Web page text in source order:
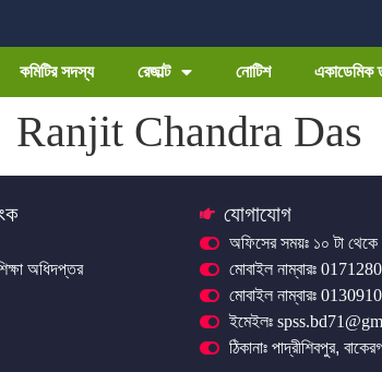
কমিটির সদস্য রেজাল্ট নোটিশ একাডেমিক
Ranjit Chandra Das
অধিদপ্তর
যোগাযোগ
অফিসের সময়ঃ ১০ টা থেকে
মোবাইল নাম্বারঃ
মোবাইল নাম্বারঃ
ইমেইলঃ
ঠিকানাঃ পাদ্রীশিবপুর,